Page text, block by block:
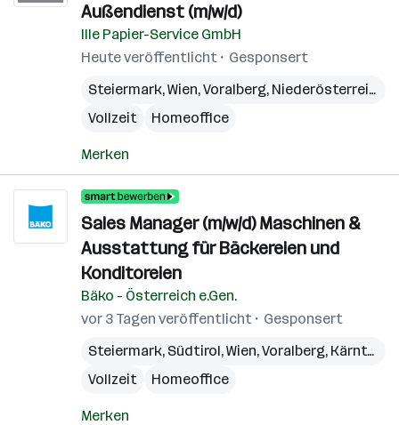
Außendienst (m/w/d)
Ille Papier-Service GmbH
Heute veröffentlicht
Gesponsert
Steiermark,Wien,Voralberg, Niederösterreich
Vollzeit
Homeoffice
Merken
Sales Manager (m/w/d) Maschinen &
Ausstattung für Bäckereien und
Konditoreien
Bäko - Österreich e.Gen.
vor 3 Tagen veröffentlicht
Gesponsert
Steiermark, Südtirol,Wien,Voralberg, Kärnten
Vollzeit
Homeoffice
Merken